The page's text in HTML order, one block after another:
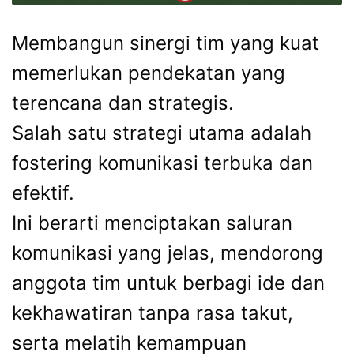
Membangun sinergi tim yang kuat
memerlukan pendekatan yang
terencana dan strategis.
Salah satu strategi utama adalah
fostering komunikasi terbuka dan
efektif.
Ini berarti menciptakan saluran
komunikasi yang jelas, mendorong
anggota tim untuk berbagi ide dan
kekhawatiran tanpa rasa takut,
serta melatih kemampuan